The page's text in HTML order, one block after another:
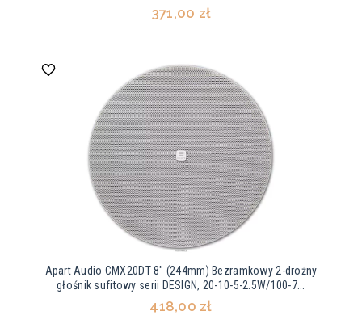
371,00 zł
Apart Audio CMX20DT 8" (244mm) Bezramkowy 2-drożny
głośnik sufitowy serii DESIGN, 20-10-5-2.5W/100-7...
418,00 zł